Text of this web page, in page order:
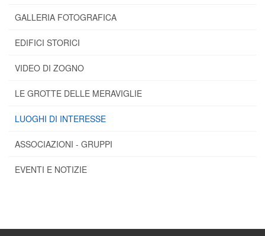
GALLERIA FOTOGRAFICA
EDIFICI STORICI
VIDEO DI ZOGNO
LE GROTTE DELLE MERAVIGLIE
LUOGHI DI INTERESSE
ASSOCIAZIONI - GRUPPI
EVENTI E NOTIZIE